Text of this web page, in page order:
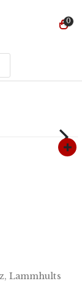
0
Lammhults